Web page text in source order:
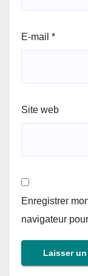
E-mail *
Site web
Enregistrer
navigateur